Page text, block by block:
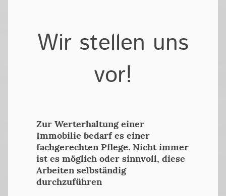
Wir stellen uns
vor!
Zur Werterhaltung einer
Immobilie bedarf es einer
fachgerechten Pflege. Nicht immer
ist es möglich oder sinnvoll, diese
Arbeiten selbständig
durchzuführen